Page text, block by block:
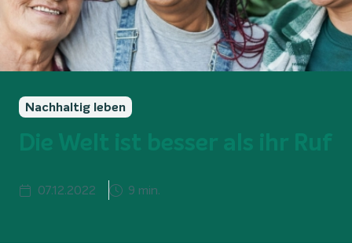
Nachhaltig leben
Die Welt ist besser als ihr Ruf
07.12.2022 9 min.